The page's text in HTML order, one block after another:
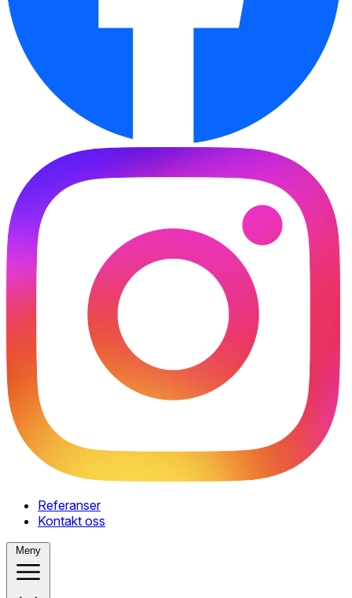
Referanser
Kontakt oss
Meny